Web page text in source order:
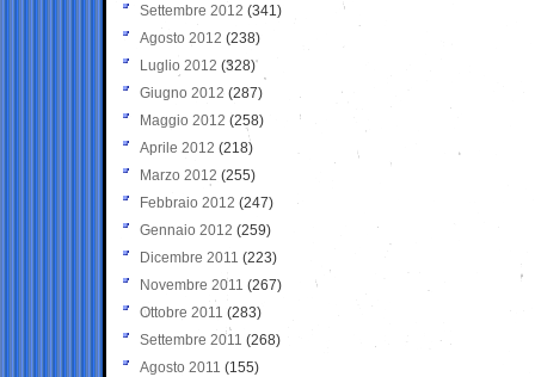
Settembre 2012 (341)
Agosto 2012 (238)
Luglio 2012 (328)
Giugno 2012 (287)
Maggio 2012 (258)
Aprile 2012 (218)
Marzo 2012 (255)
Febbraio 2012 (247)
Gennaio 2012 (259)
Dicembre 2011 (223)
Novembre 2011 (267)
Ottobre 2011 (283)
Settembre 2011 (268)
Agosto 2011 (155)